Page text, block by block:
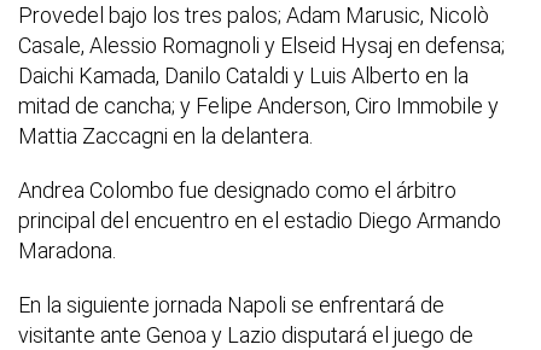
Provedel bajo los tres palos; Adam Marusic, Nicolò
Casale, Alessio Romagnoli y Elseid Hysaj en defensa;
Daichi Kamada, Danilo Cataldi y Luis Alberto en la
mitad de cancha; y Felipe Anderson, Ciro Immobile y
Mattia Zaccagni en la delantera.
Andrea Colombo fue designado como el árbitro
principal del encuentro en el estadio Diego Armando
Maradona.
En la siguiente jornada Napoli se enfrentará de
visitante ante Genoa y Lazio disputará el juego de